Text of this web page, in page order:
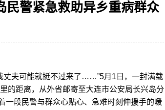
民警紧急救助异乡重病群众
夫可能就挺不过来了……”5月1日，一封满载
的距离，从外省邮寄至大连市公安局长兴岛分
一段民警与群众心贴心、急难时刻伸援手的暖